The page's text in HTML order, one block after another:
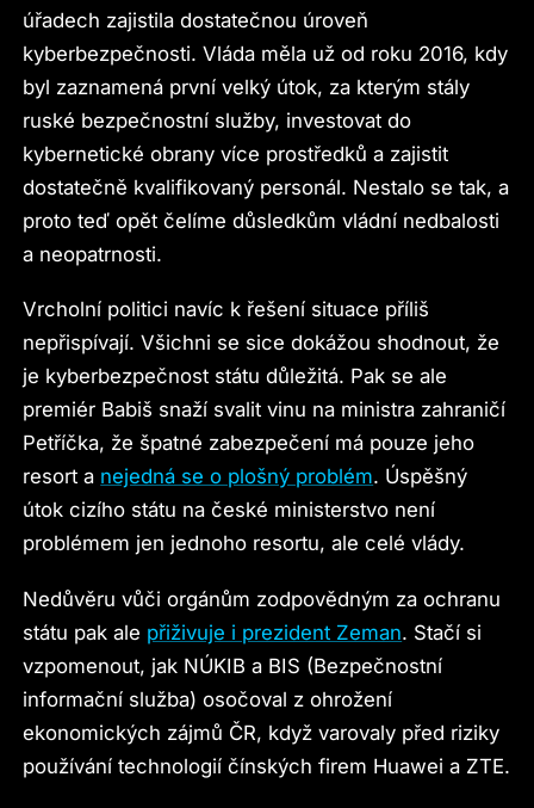
úřadech zajistila dostatečnou úroveň
kyberbezpečnosti. Vláda měla už od roku 2016, kdy
byl zaznamená první velký útok, za kterým stály
ruské bezpečnostní služby, investovat do
kybernetické obrany více prostředků a zajistit
dostatečně kvalifikovaný personál. Nestalo se tak, a
proto teď opět čelíme důsledkům vládní nedbalosti
a neopatrnosti.
Vrcholní politici navíc k řešení situace příliš
nepřispívají. Všichni se sice dokážou shodnout, že
je kyberbezpečnost státu důležitá. Pak se ale
premiér Babiš snaží svalit vinu na ministra zahraničí
Petříčka, že špatné zabezpečení má pouze jeho
resort a nejedná se o plošný problém. Úspěšný
útok cizího státu na české ministerstvo není
problémem jen jednoho resortu, ale celé vlády.
Nedůvěru vůči orgánům zodpovědným za ochranu
státu pak ale přiživuje i prezident Zeman. Stačí si
vzpomenout, jak NÚKIB a BIS (Bezpečnostní
informační služba) osočoval z ohrožení
ekonomických zájmů ČR, když varovaly před riziky
používání technologií čínských firem Huawei a ZTE.